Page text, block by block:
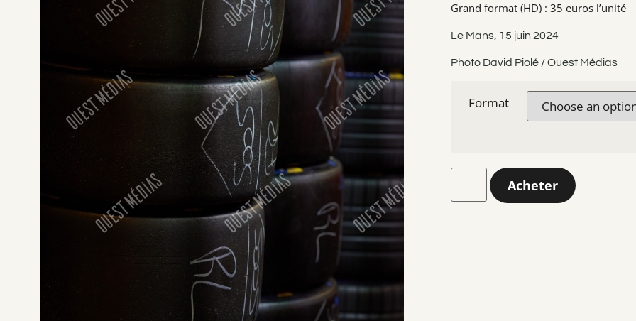
Grand format (HD) : 35 euros l’unité
Le Mans, 15 juin 2024
Photo David Piolé / Ouest Médias
Format
Acheter